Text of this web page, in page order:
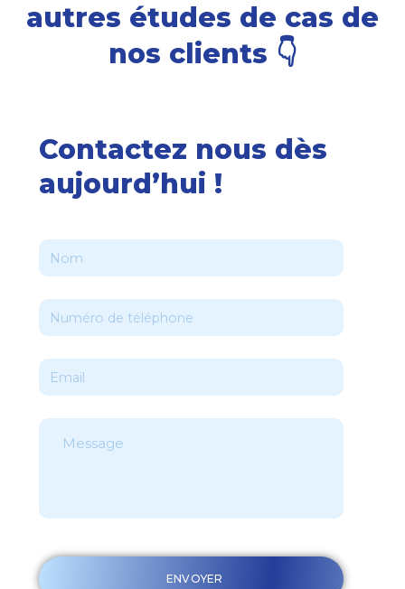
autres études de cas de
nos clients 👇
Contactez nous dès
aujourd’hui !
ENVOYER